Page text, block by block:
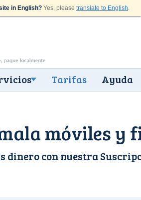
in English? Yes, please translate to English.
Tarifas Ayuda
móviles y
dinero con nuestra